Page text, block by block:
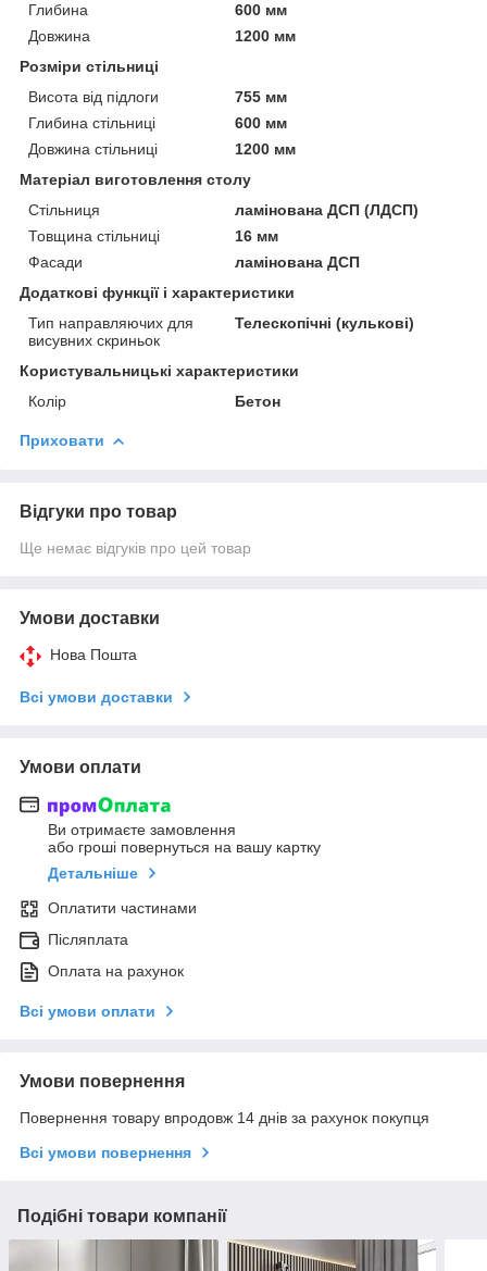
Глибина
600 мм
Довжина
1200 мм
Розміри стільниці
Висота від підлоги
755 мм
Глибина стільниці
600 мм
Довжина стільниці
1200 мм
Матеріал виготовлення столу
Стільниця
ламінована ДСП (ЛДСП)
Товщина стільниці
16 мм
Фасади
ламінована ДСП
Додаткові функції і характеристики
Тип направляючих для
висувних скриньок
Телескопічні (кулькові)
Користувальницькі характеристики
Колір
Бетон
Приховати
Відгуки про товар
Ще немає відгуків про цей товар
Умови доставки
Нова Пошта
Всі умови доставки
Умови оплати
Ви отримаєте замовлення
або гроші повернуться на вашу картку
Детальніше
Оплатити частинами
Післяплата
Оплата на рахунок
Всі умови оплати
Умови повернення
Повернення товару впродовж 14 днів за рахунок покупця
Всі умови повернення
Подібні товари компанії